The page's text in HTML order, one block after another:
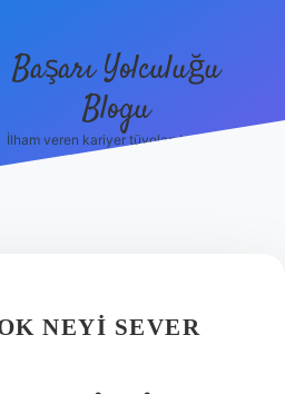
Başarı Yolculuğu
Blogu
İlham veren kariyer tüyoları burada!
NEYI SEVER